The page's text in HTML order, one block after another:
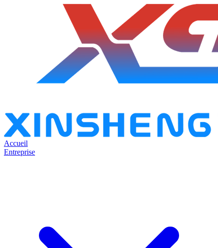
Accueil
Entreprise